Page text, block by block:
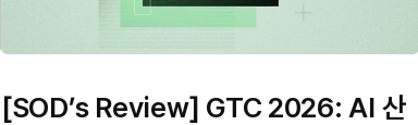
[SOD’s Review] GTC 2026: AI 산